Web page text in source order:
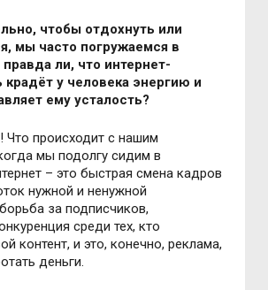
чтобы отдохнуть или
мы часто погружаемся в
ли, что интернет-
крадёт у человека энергию и
ему усталость?
Что происходит с нашим
мы подолгу сидим в
– это быстрая смена кадров
нужной и ненужной
за подписчиков,
среди тех, кто
контент, и это, конечно, реклама,
деньги.